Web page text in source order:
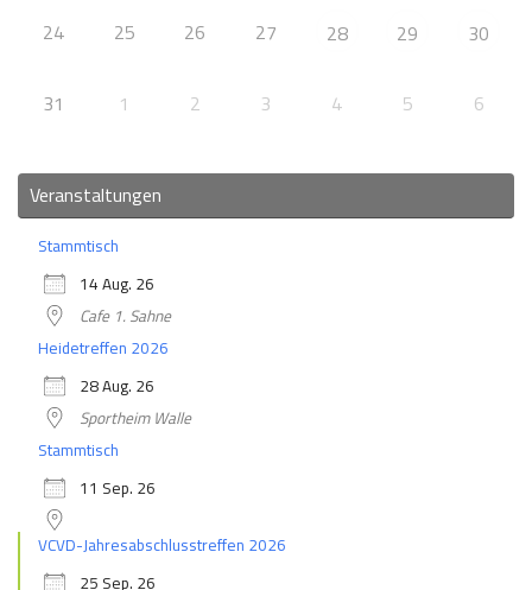
24 25 26 27 28 29 30
31 1 2 3 4 5 6
Veranstaltungen
Stammtisch
14 Aug. 26
Cafe 1. Sahne
Heidetreffen 2026
28 Aug. 26
Sportheim Walle
Stammtisch
11 Sep. 26
VCVD-Jahresabschlusstreffen 2026
25 Sep. 26